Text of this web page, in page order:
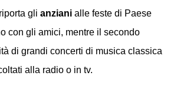
gli anzianialle feste di Paese
con gli amici, mentre il secondo
di grandi concerti di musica classica
alla radio o in tv.